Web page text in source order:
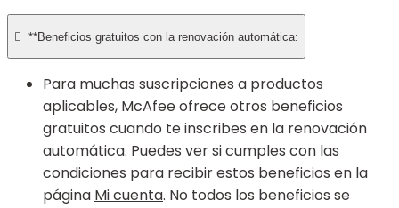
 **Beneficios gratuitos con la renovación automática:
Para muchas suscripciones a productos
aplicables, McAfee ofrece otros beneficios
gratuitos cuando te inscribes en la renovación
automática. Puedes ver si cumples con las
condiciones para recibir estos beneficios en la
página Mi cuenta. No todos los beneficios se